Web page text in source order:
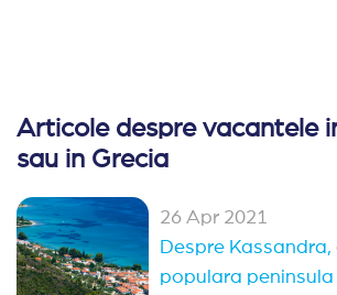
Articole despre vacantele
sau in Grecia
26 Apr 2021
Despre Kassandra,
populara peninsula